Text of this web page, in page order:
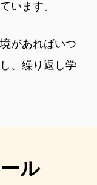
います。
があればいつ
、繰り返し学
ル